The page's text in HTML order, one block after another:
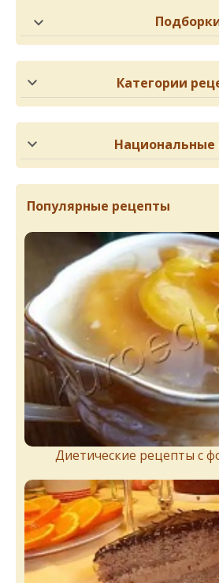
Категории
Национальные
Популярные рецепты
Диетические рецепты с